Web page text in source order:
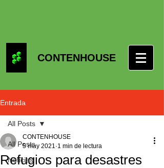
CONTENHOUSE
Entrada
All Posts
Noticias
All Posts
Refugios para desastres
CONTENHOUSE
5 may 2021 1 min de lectura